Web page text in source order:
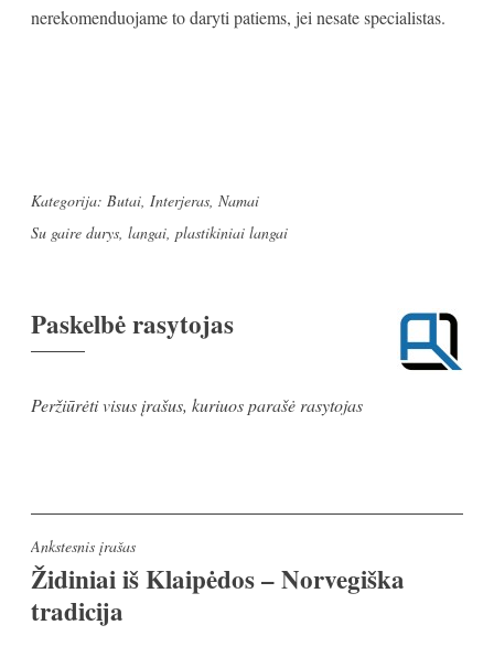
nerekomenduojame to daryti patiems, jei nesate specialistas.
Kategorija: Butai, Interjeras, Namai
Su gaire durys langai plastikiniai langai
Paskelbėrasytojas
Peržiūrėti visus įrašus, kuriuos parašė rasytojas
Navigacija
tarp
įrašų
Ankstesnis įrašas
Židiniai iš Klaipėdos – Norvegiška
tradicija